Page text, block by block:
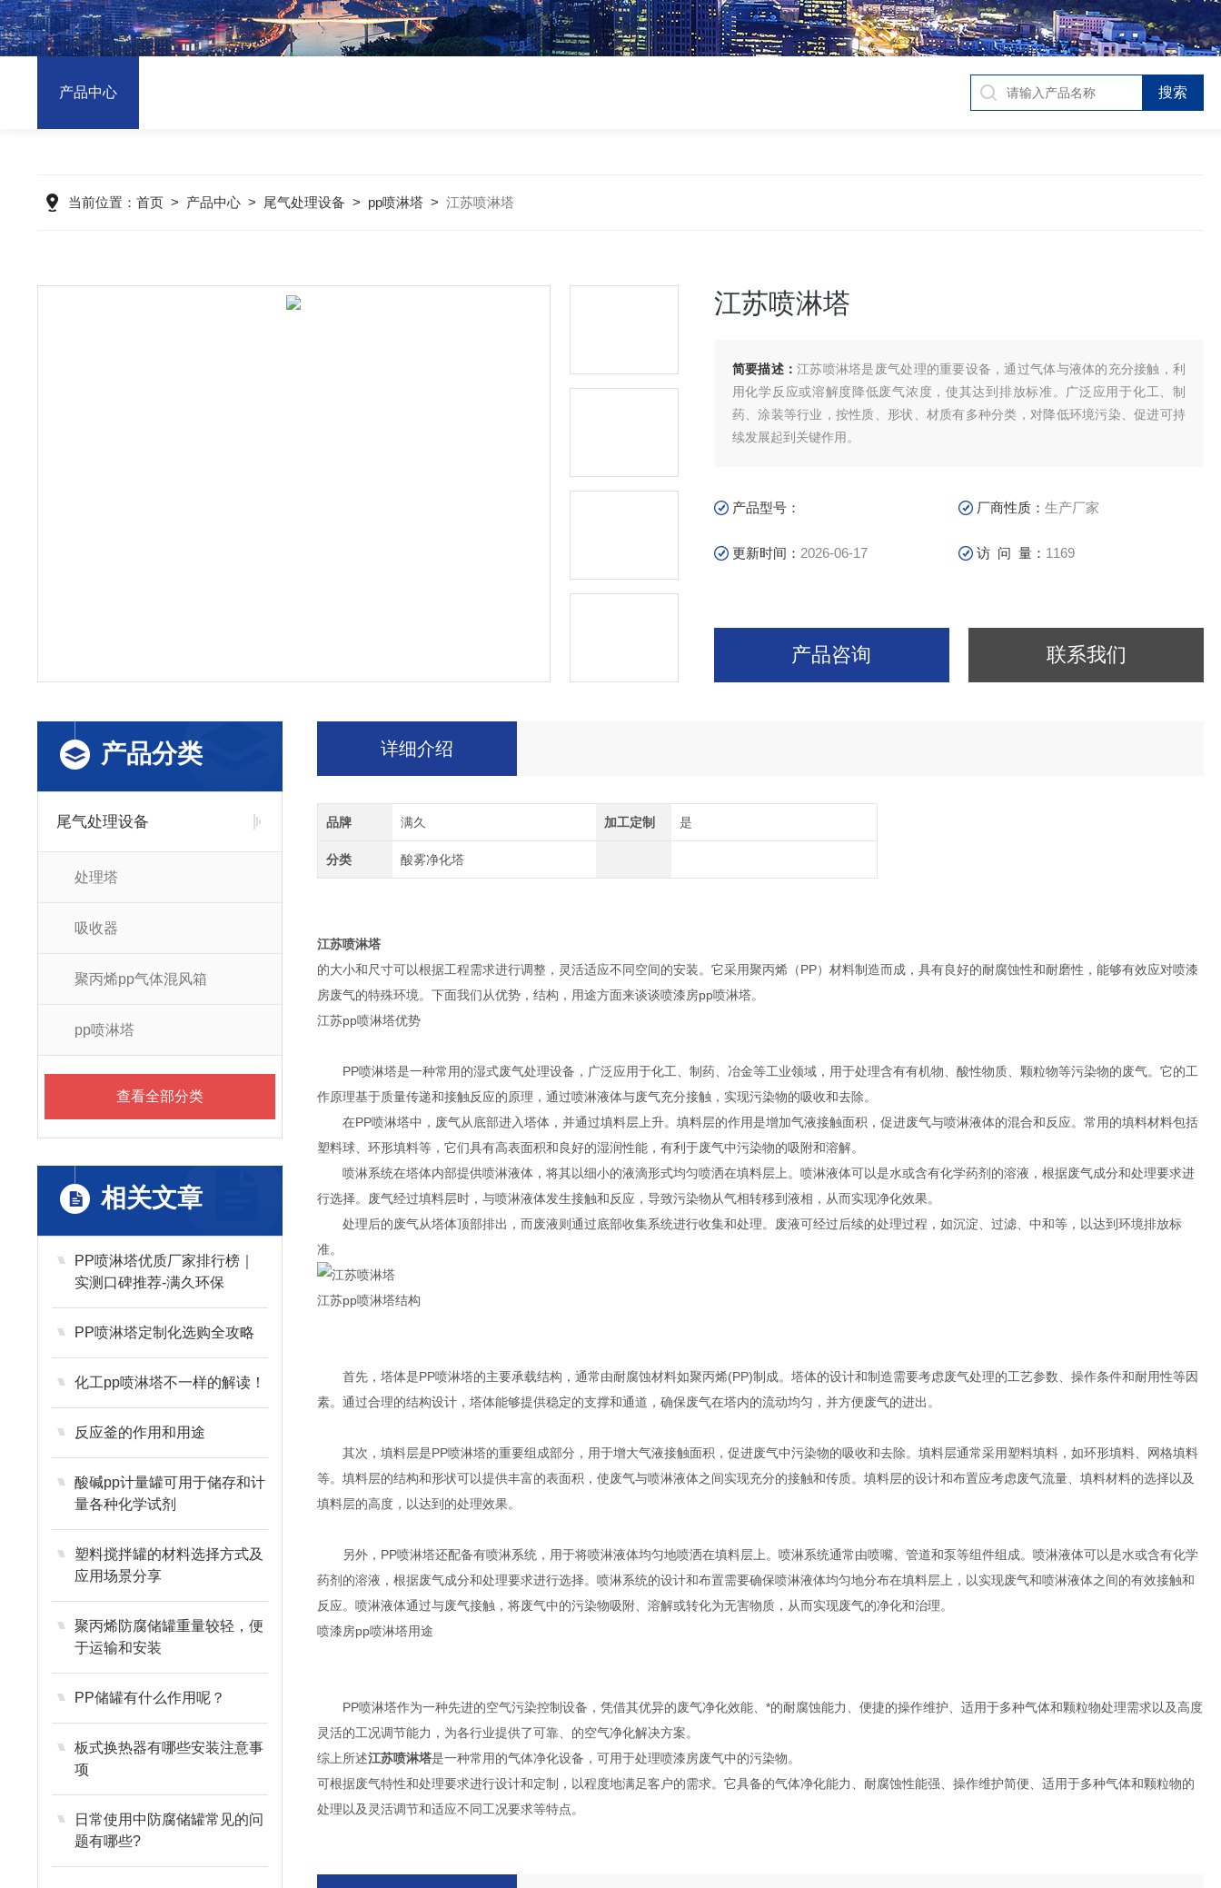
产品中心
当前位置： 首页> 产品中心> 尾气处理设备 > pp喷淋塔> 江苏喷淋塔
江苏喷淋塔
简要描述：江苏喷淋塔是废气处理的重要设备，通过气体与液体的充分接触，利
用化学反应或溶解度降低废气浓度，使其达到排放标准。广泛应用于化工、制
药、涂装等行业，按性质、形状、材质有多种分类，对降低环境污染、促进可持
续发展起到关键作用。
产品型号： 厂商性质：生产厂家
更新时间： 2026-06-17 访 问 量： 1169
产品咨询 联系我们
产品分类
尾气处理设备
处理塔
吸收器
聚丙烯pp气体混风箱
pp喷淋塔
查看全部分类
相关文章
PP喷淋塔优质厂家排行榜｜
实测口碑推荐-满久环保
PP喷淋塔定制化选购全攻略
化工pp喷淋塔不一样的解读！
反应釜的作用和用途
酸碱pp计量罐可用于储存和计
量各种化学试剂
塑料搅拌罐的材料选择方式及
应用场景分享
聚丙烯防腐储罐重量较轻，便
于运输和安装
PP储罐有什么作用呢？
板式换热器有哪些安装注意事
项
日常使用中防腐储罐常见的问
题有哪些?
详细介绍
品牌 满久 加工定制 是
分类 酸雾净化塔
江苏喷淋塔
的大小和尺寸可以根据工程需求进行调整，灵活适应不同空间的安装。它采用聚丙烯（PP）材料制造而成，具有良好的耐腐蚀性和耐磨性，能够有效应对喷漆
房废气的特殊环境。下面我们从优势，结构，用途方面来谈谈喷漆房pp喷淋塔。
江苏pp喷淋塔优势
PP喷淋塔是一种常用的湿式废气处理设备，广泛应用于化工、制药、冶金等工业领域，用于处理含有有机物、酸性物质、颗粒物等污染物的废气。它的工
作原理基于质量传递和接触反应的原理，通过喷淋液体与废气充分接触，实现污染物的吸收和去除。
在PP喷淋塔中，废气从底部进入塔体，并通过填料层上升。填料层的作用是增加气液接触面积，促进废气与喷淋液体的混合和反应。常用的填料材料包括
塑料球、环形填料等，它们具有高表面积和良好的湿润性能，有利于废气中污染物的吸附和溶解。
喷淋系统在塔体内部提供喷淋液体，将其以细小的液滴形式均匀喷洒在填料层上。喷淋液体可以是水或含有化学药剂的溶液，根据废气成分和处理要求进
行选择。废气经过填料层时，与喷淋液体发生接触和反应，导致污染物从气相转移到液相，从而实现净化效果。
处理后的废气从塔体顶部排出，而废液则通过底部收集系统进行收集和处理。废液可经过后续的处理过程，如沉淀、过滤、中和等，以达到环境排放标
准。
江苏pp喷淋塔结构
首先，塔体是PP喷淋塔的主要承载结构，通常由耐腐蚀材料如聚丙烯(PP)制成。塔体的设计和制造需要考虑废气处理的工艺参数、操作条件和耐用性等因
素。通过合理的结构设计，塔体能够提供稳定的支撑和通道，确保废气在塔内的流动均匀，并方便废气的进出。
其次，填料层是PP喷淋塔的重要组成部分，用于增大气液接触面积，促进废气中污染物的吸收和去除。填料层通常采用塑料填料，如环形填料、网格填料
等。填料层的结构和形状可以提供丰富的表面积，使废气与喷淋液体之间实现充分的接触和传质。填料层的设计和布置应考虑废气流量、填料材料的选择以及
填料层的高度，以达到的处理效果。
另外，PP喷淋塔还配备有喷淋系统，用于将喷淋液体均匀地喷洒在填料层上。喷淋系统通常由喷嘴、管道和泵等组件组成。喷淋液体可以是水或含有化学
药剂的溶液，根据废气成分和处理要求进行选择。喷淋系统的设计和布置需要确保喷淋液体均匀地分布在填料层上，以实现废气和喷淋液体之间的有效接触和
反应。喷淋液体通过与废气接触，将废气中的污染物吸附、溶解或转化为无害物质，从而实现废气的净化和治理。
喷漆房pp喷淋塔用途
PP喷淋塔作为一种先进的空气污染控制设备，凭借其优异的废气净化效能、*的耐腐蚀能力、便捷的操作维护、适用于多种气体和颗粒物处理需求以及高度
灵活的工况调节能力，为各行业提供了可靠、的空气净化解决方案。
综上所述江苏喷淋塔是一种常用的气体净化设备，可用于处理喷漆房废气中的污染物。
可根据废气特性和处理要求进行设计和定制，以程度地满足客户的需求。它具备的气体净化能力、耐腐蚀性能强、操作维护简便、适用于多种气体和颗粒物的
处理以及灵活调节和适应不同工况要求等特点。